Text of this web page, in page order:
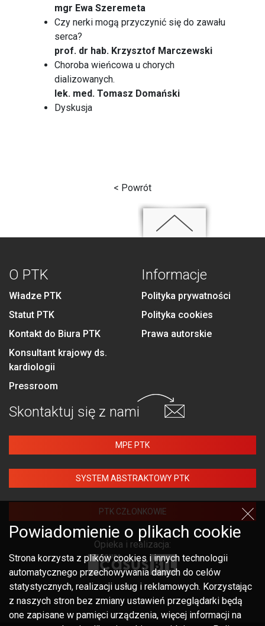
mgr Ewa Szeremeta
Czy nerki mogą przyczynić się do zawału
serca?
prof. dr hab. Krzysztof Marczewski
Choroba wieńcowa u chorych
dializowanych.
lek. med. Tomasz Domański
Dyskusja
< Powrót
O PTK
Władze PTK
Statut PTK
Kontakt do Biura PTK
Konsultant krajowy ds.
kardiologii
Pressroom
Informacje
Polityka prywatności
Polityka cookies
Prawa autorskie
Skontaktuj się z nami
MPE PTK
SYSTEM ABSTRAKTOWY PTK
PTK CZŁONKOWIE
Opieka i realizacja:
Powiadomienie o plikach cookie
Strona korzysta z plików cookies i innych technologii
automatycznego przechowywania danych do celów
statystycznych, realizacji usług i reklamowych. Korzystając
z naszych stron bez zmiany ustawień przeglądarki będą
one zapisane w pamięci urządzenia, więcej informacji na